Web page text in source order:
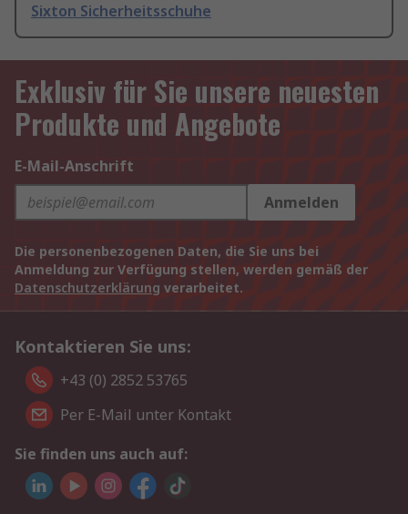
Sixton Sicherheitsschuhe
Exklusiv für Sie unsere neuesten
Produkte und Angebote
E-Mail-Anschrift
Anmelden
Die personenbezogenen Daten, die Sie uns bei
Anmeldung zur Verfügung stellen, werden gemäß der
Datenschutzerklärung verarbeitet.
Kontaktieren Sie uns:
+43 (0) 2852 53765
Per E-Mail unter Kontakt
Sie finden uns auch auf: